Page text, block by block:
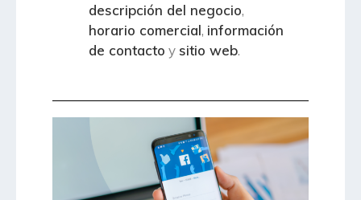
descripción del negocio,
horario comercial, información
de contacto ysitio web.